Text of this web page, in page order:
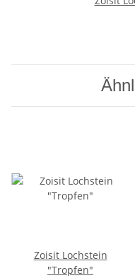
Zoisit Lochstein
"Tropfen"